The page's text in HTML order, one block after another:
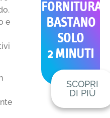
e
FORNITURA
BASTANO
SOLO
2 MINUTI
SCOPRI
DI PIÙ